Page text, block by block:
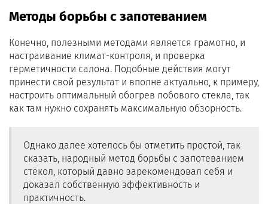
Методы борьбы с запотеванием
Конечно, полезными методами является грамотно, и
настраивание климат-контроля, и проверка
герметичности салона. Подобные действия могут
принести свой результат и вполне актуально, к примеру,
настроить оптимальный обогрев лобового стекла, так
как там нужно сохранять максимальную обзорность.
Однако далее хотелось бы отметить простой, так
сказать, народный метод борьбы с запотеванием
стёкол, который давно зарекомендовал себя и
доказал собственную эффективность и
практичность.